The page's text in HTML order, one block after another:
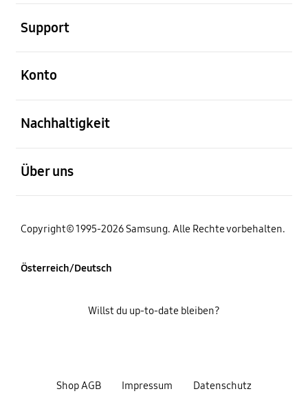
Support
Konto
Nachhaltigkeit
Über uns
Copyright© 1995-2026 Samsung. Alle Rechte vorbehalten.
Österreich/Deutsch
Shop AGB Impressum Datenschutz
Willst du up-to-date bleiben?